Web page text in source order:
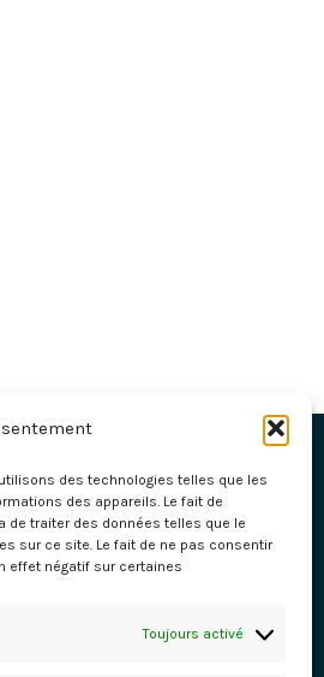
des technologies telles que les
des appareils. Le fait de
de traiter des données telles que le
sur ce site. Le fait de ne pas consentir
effet négatif sur certaines
Toujours activé